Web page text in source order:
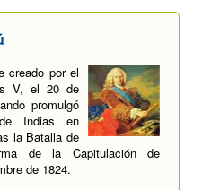
creado por el
V, el 20 de
promulgó
Indias en
la Batalla de
de la Capitulación de
de 1824.